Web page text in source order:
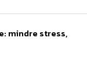
mindre stress,